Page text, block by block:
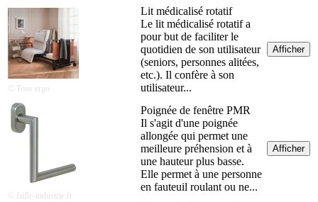
© Tous ergo
Lit médicalisé rotatif
Le lit médicalisé rotatif a
pour but de faciliter le
quotidien de son utilisateur
(seniors, personnes alitées,
etc.). Il confère à son
utilisateur...
Afficher
© faille-industrie.fr
Poignée de fenêtre PMR
Il s'agit d'une poignée
allongée qui permet une
meilleure préhension et à
une hauteur plus basse.
Elle permet à une personne
en fauteuil roulant ou ne...
Afficher